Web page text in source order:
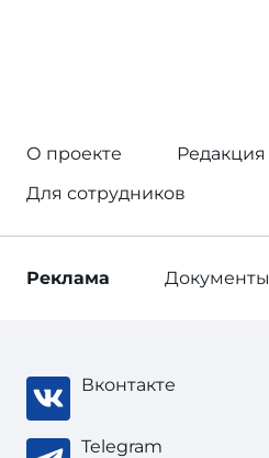
О проекте
Редакция
Для сотрудников
Реклама Документы
Вконтакте
Telegram